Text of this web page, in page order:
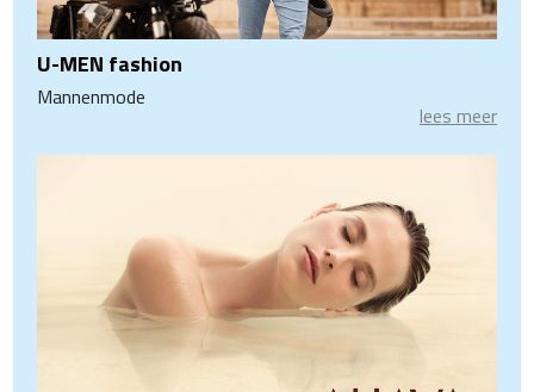
U-MEN fashion
Mannenmode
lees meer